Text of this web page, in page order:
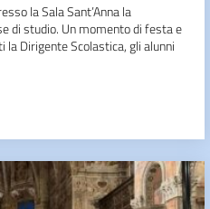
la Sala Sant’Anna la
di studio. Un momento di festa e
Dirigente Scolastica, gli alunni